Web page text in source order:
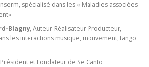
spécialisé dans les « Maladies associées
Blagny, Auteur-Réalisateur-Producteur,
les interactions musique, mouvement, tango
Président et Fondateur de Se Canto